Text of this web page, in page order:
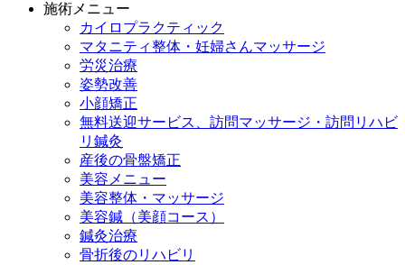
施術メニュー
カイロプラクティック
マタニティ整体・妊婦さんマッサージ
労災治療
姿勢改善
小顔矯正
無料送迎サービス、訪問マッサージ・訪問リハビ
リ鍼灸
産後の骨盤矯正
美容メニュー
美容整体・マッサージ
美容鍼（美顔コース）
鍼灸治療
骨折後のリハビリ